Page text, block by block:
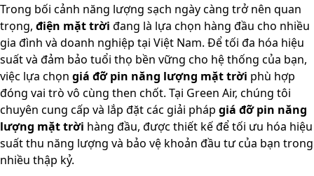
Trong bối cảnh năng lượng sạch ngày càng trở nên quan
trọng, điện mặt trời đang là lựa chọn hàng đầu cho nhiều
gia đình và doanh nghiệp tại Việt Nam. Để tối đa hóa hiệu
suất và đảm bảo tuổi thọ bền vững cho hệ thống của bạn,
việc lựa chọn giá đỡ pin năng lượng mặt trời phù hợp
đóng vai trò vô cùng then chốt. Tại Green Air, chúng tôi
chuyên cung cấp và lắp đặt các giải pháp giá đỡ pin năng
lượng mặt trời hàng đầu, được thiết kế để tối ưu hóa hiệu
suất thu năng lượng và bảo vệ khoản đầu tư của bạn trong
nhiều thập kỷ.